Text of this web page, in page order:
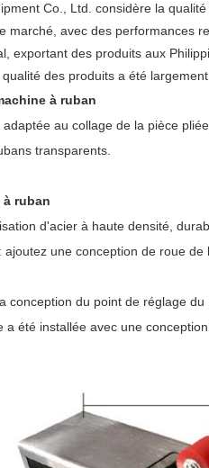
Co., Ltd. considère la
marché, avec des performances
exportant des produits aux
des produits a été
à ruban
au collage de la pièce
transparents.
ruban
d'acier à haute densité,
une conception de roue
conception du point de réglage
a été installée avec une